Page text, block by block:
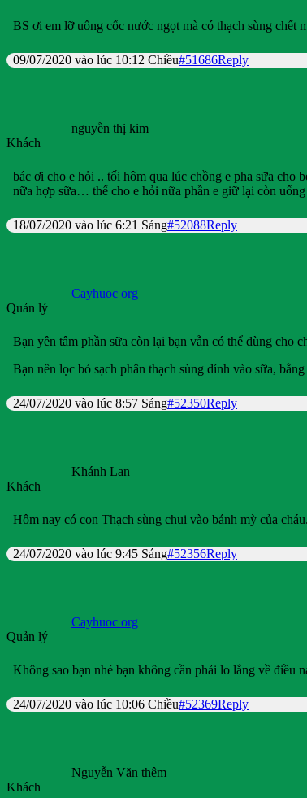
BS ơi em lỡ uống cốc nước ngọt mà có thạch sùng chết
09/07/2020 vào lúc 10:12 Chiều#51686Reply
nguyễn thị kim
Khách
bác ơi cho e hỏi .. tối hôm qua lúc chồng e pha sữa cho
nữa hợp sữa… thế cho e hỏi nữa phần e giữ lại còn uống
18/07/2020 vào lúc 6:21 Sáng#52088Reply
Cayhuoc org
Quản lý
Bạn yên tâm phần sữa còn lại bạn vẫn có thể dùng cho
Bạn nên lọc bỏ sạch phân thạch sùng dính vào sữa,
24/07/2020 vào lúc 8:57 Sáng#52350Reply
Khánh Lan
Khách
Hôm nay có con Thạch sùng chui vào bánh mỳ của
24/07/2020 vào lúc 9:45 Sáng#52356Reply
Cayhuoc org
Quản lý
Không sao bạn nhé bạn không cần phải lo lắng về điều
24/07/2020 vào lúc 10:06 Chiều#52369Reply
Nguyễn Văn thêm
Khách